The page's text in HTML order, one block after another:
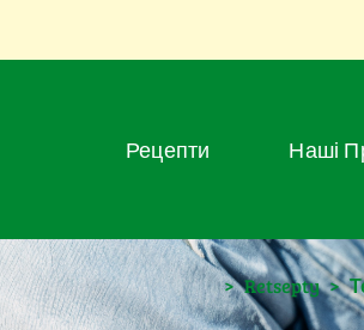
Рецепти Наші
> Retsepty >